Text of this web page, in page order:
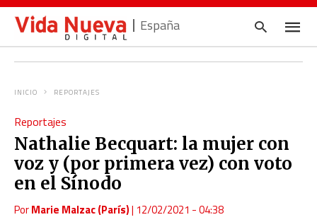
España
y
pulsa
en
INICIO REPORTAJES
Reportajes
Nathalie Becquart: la mujer con
voz y (por primera vez) con voto
en el Sínodo
PorMarie Malzac (París)| 12/02/2021 - 04:38